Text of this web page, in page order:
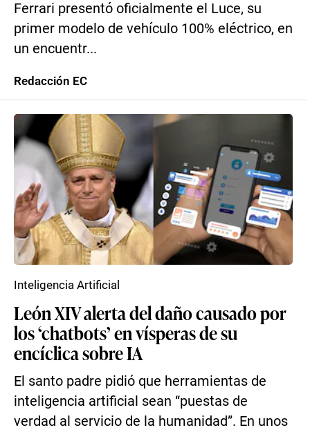
Ferrari presentó oficialmente el Luce, su
primer modelo de vehículo 100% eléctrico, en
un encuentr...
Redacción EC
León XIV alerta del daño causado por
los ‘chatbots’ en vísperas de su
encíclica sobre IA
El santo padre pidió que herramientas de
inteligencia artificial sean “puestas de
verdad al servicio de la humanidad”. En unos
Inteligencia Artificial